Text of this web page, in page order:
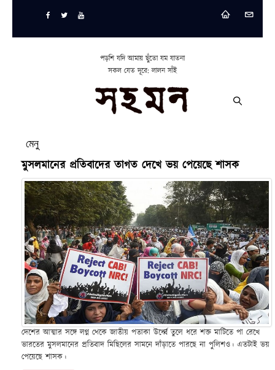
পড়শি যদি আমায় ছুঁতো যম যাতনা
সকল যেত দূরে: লালন সাঁই
মেনু
মুসলমানের প্রতিবাদের তাগত দেখে ভয় পেয়েছে শাসক
দেশের আত্মার সঙ্গে লগ্ন থেকে জাতীয় পতাকা উর্ধ্বে তুলে ধরে শক্ত মাটিতে পা রেখে
ভারতের মুসলমানের প্রতিবাদ মিছিলের সামনে দাঁড়াতে পারছে না পুলিশও। এতটাই ভয়
পেয়েছে শাসক।